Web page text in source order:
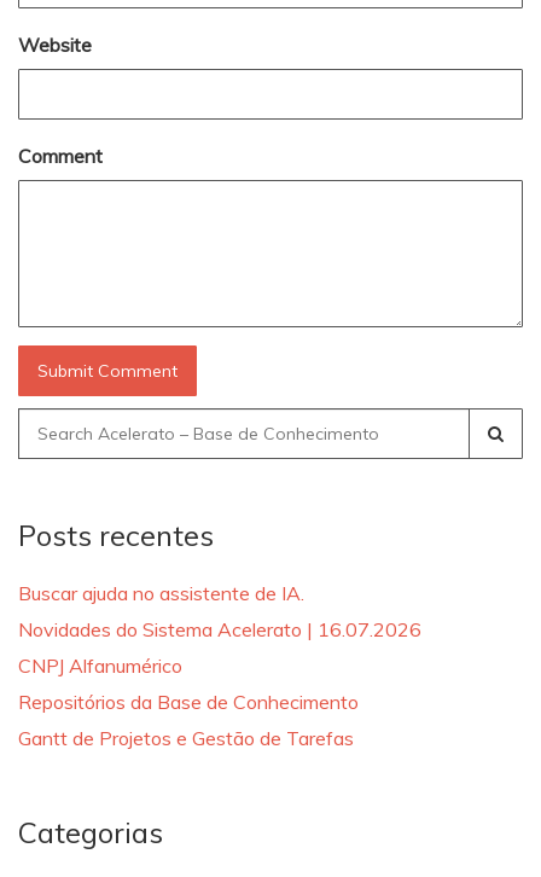
Website
Comment
Search
for:
Posts recentes
Buscar ajuda no assistente de IA.
Novidades do Sistema Acelerato | 16.07.2026
CNPJ Alfanumérico
Repositórios da Base de Conhecimento
Gantt de Projetos e Gestão de Tarefas
Categorias